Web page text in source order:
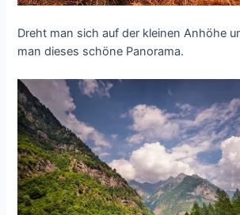
Dreht man sich auf der kleinen Anhöhe
man dieses schöne Panorama.